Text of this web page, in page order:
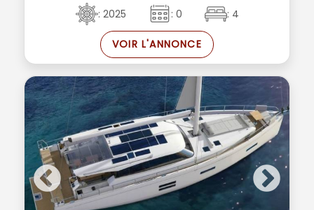
: 2025
: 0 : 4
VOIR L'ANNONCE